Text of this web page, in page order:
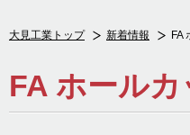
大見工業トップ 新着情報 FA
FA ホール